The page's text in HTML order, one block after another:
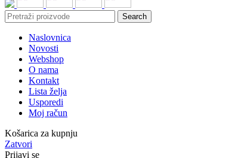
Search
Naslovnica
Novosti
Webshop
O nama
Kontakt
Lista želja
Usporedi
Moj račun
Košarica za kupnju
Zatvori
Prijavi se